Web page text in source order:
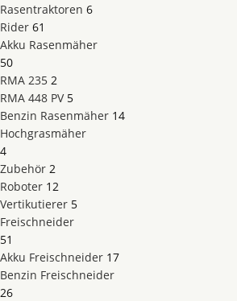
Rasentraktoren 6
Rider 61
Akku Rasenmäher
50
RMA 235 2
RMA 448 PV 5
Benzin Rasenmäher 14
Hochgrasmäher
4
Zubehör 2
Roboter 12
Vertikutierer 5
Freischneider
51
Akku Freischneider 17
Benzin Freischneider
26